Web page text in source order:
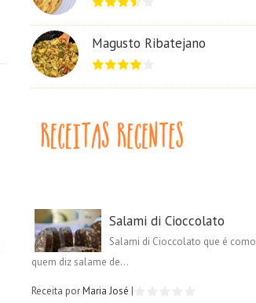
Magusto Ribatejano
Salami di Cioccolato
Salami di Cioccolato que é como
quem diz salame de...
Receita porMaria José |